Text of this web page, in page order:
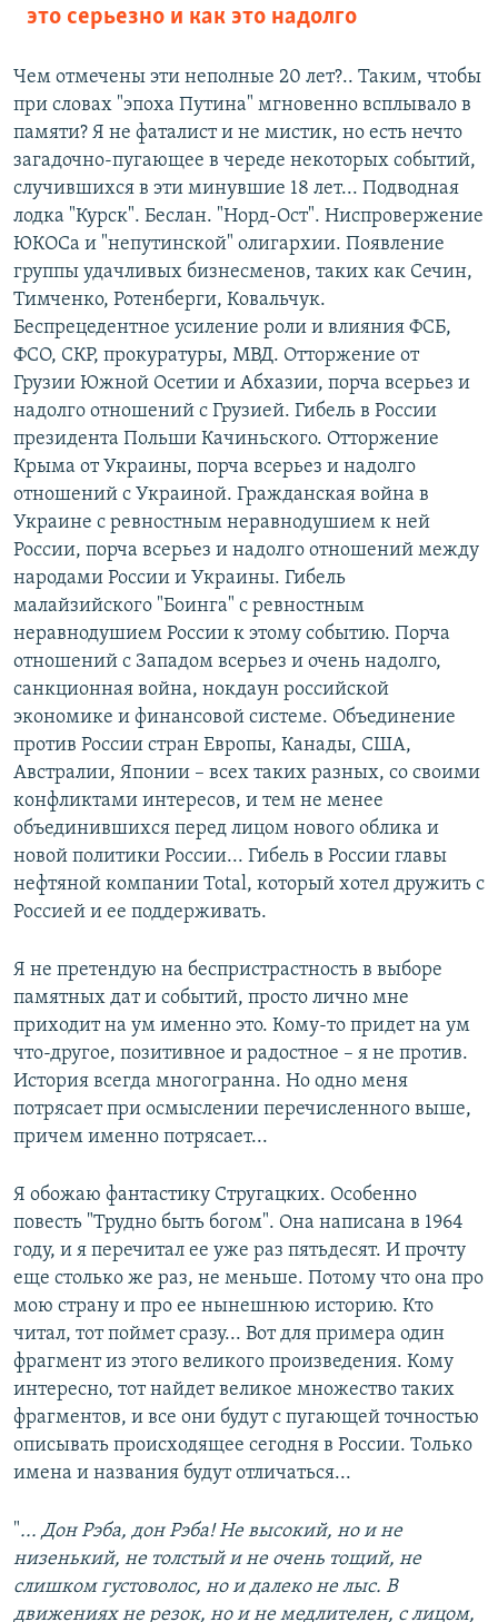
это серьезно и как это надолго
Чем отмечены эти неполные 20 лет?.. Таким, чтобы
при словах "эпоха Путина" мгновенно всплывало в
памяти? Я не фаталист и не мистик, но есть нечто
загадочно-пугающее в череде некоторых событий,
случившихся в эти минувшие 18 лет... Подводная
лодка "Курск". Беслан. "Норд-Ост". Ниспровержение
ЮКОСа и "непутинской" олигархии. Появление
группы удачливых бизнесменов, таких как Сечин,
Тимченко, Ротенберги, Ковальчук.
Беспрецедентное усиление роли и влияния ФСБ,
ФСО, СКР, прокуратуры, МВД. Отторжение от
Грузии Южной Осетии и Абхазии, порча всерьез и
надолго отношений с Грузией. Гибель в России
президента Польши Качиньского. Отторжение
Крыма от Украины, порча всерьез и надолго
отношений с Украиной. Гражданская война в
Украине с ревностным неравнодушием к ней
России, порча всерьез и надолго отношений между
народами России и Украины. Гибель
малайзийского "Боинга" с ревностным
неравнодушием России к этому событию. Порча
отношений с Западом всерьез и очень надолго,
санкционная война, нокдаун российской
экономике и финансовой системе. Объединение
против России стран Европы, Канады, США,
Австралии, Японии – всех таких разных, со своими
конфликтами интересов, и тем не менее
объединившихся перед лицом нового облика и
новой политики России... Гибель в России главы
нефтяной компании Total, который хотел дружить с
Россией и ее поддерживать.
Я не претендую на беспристрастность в выборе
памятных дат и событий, просто лично мне
приходит на ум именно это. Кому-то придет на ум
что-другое, позитивное и радостное – я не против.
История всегда многогранна. Но одно меня
потрясает при осмыслении перечисленного выше,
причем именно потрясает...
Я обожаю фантастику Стругацких. Особенно
повесть "Трудно быть богом". Она написана в 1964
году, и я перечитал ее уже раз пятьдесят. И прочту
еще столько же раз, не меньше. Потому что она про
мою страну и про ее нынешнюю историю. Кто
читал, тот поймет сразу... Вот для примера один
фрагмент из этого великого произведения. Кому
интересно, тот найдет великое множество таких
фрагментов, и все они будут с пугающей точностью
описывать происходящее сегодня в России. Только
имена и названия будут отличаться...
"... Дон Рэба, дон Рэба! Не высокий, но и не
низенький, не толстый и не очень тощий, не
слишком густоволос, но и далеко не лыс. В
движениях не резок, но и не медлителен, с лицом,